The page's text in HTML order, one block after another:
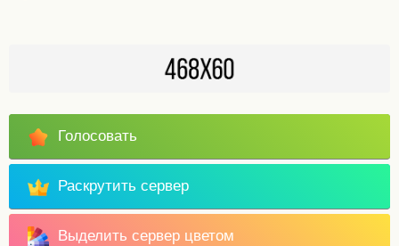
Голосовать
Раскрутить сервер
Выделить сервер цветом